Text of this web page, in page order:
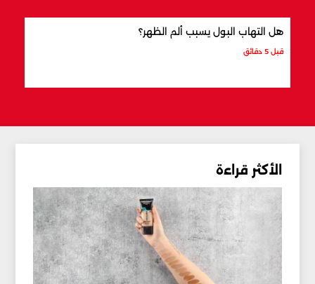
هل التهاب البول يسبب ألم الظهر؟
قبل 5 دقائق
الأكثر قراءة